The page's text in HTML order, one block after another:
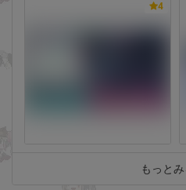
4
もっとみ